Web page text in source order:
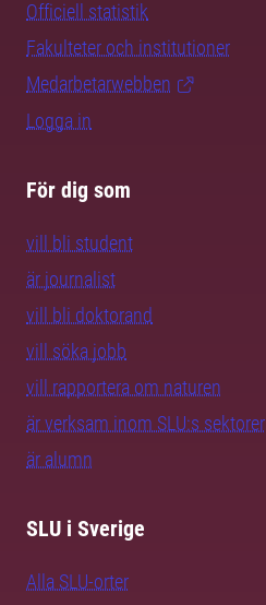
Officiell statistik
Fakulteter och institutioner
Medarbetarwebben
Logga in
För dig som
vill bli student
är journalist
vill bli doktorand
vill söka jobb
vill rapportera om naturen
är verksam inom SLU:s sektorer
är alumn
SLU i Sverige
Alla SLU-orter